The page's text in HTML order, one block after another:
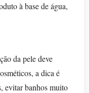
à base de água,
da pele deve
a dica é
evitar banhos muito